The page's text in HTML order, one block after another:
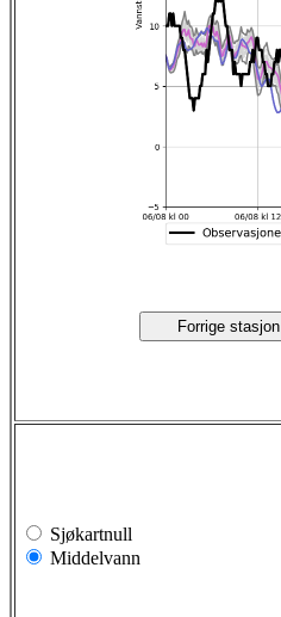
Forrige stasjon
Sjøkartnull
Middelvann